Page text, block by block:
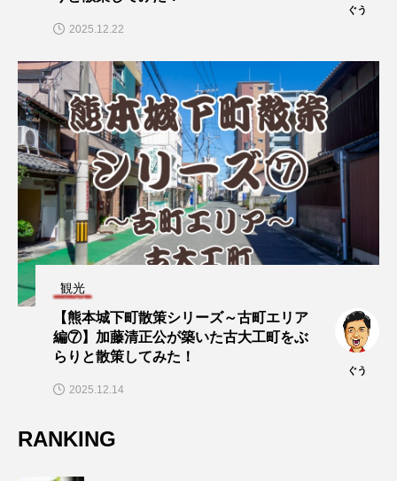
ぐう
2025.12.22
観光
【熊本城下町散策シリーズ～古町エリア
編⑦】加藤清正公が築いた古大工町をぶ
らりと散策してみた！
ぐう
2025.12.14
RANKING